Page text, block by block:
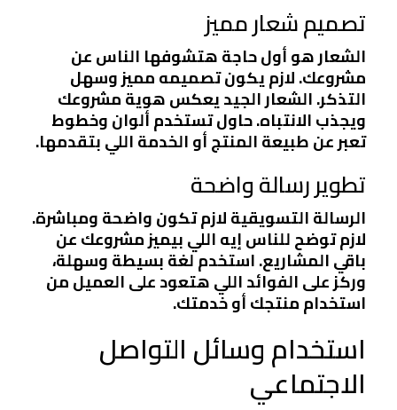
تصميم شعار مميز
الشعار هو أول حاجة هتشوفها الناس عن
مشروعك. لازم يكون تصميمه مميز وسهل
التذكر. الشعار الجيد يعكس هوية مشروعك
ويجذب الانتباه. حاول تستخدم ألوان وخطوط
تعبر عن طبيعة المنتج أو الخدمة اللي بتقدمها.
تطوير رسالة واضحة
الرسالة التسويقية لازم تكون واضحة ومباشرة.
لازم توضح للناس إيه اللي بيميز مشروعك عن
باقي المشاريع. استخدم لغة بسيطة وسهلة،
وركز على الفوائد اللي هتعود على العميل من
استخدام منتجك أو خدمتك.
استخدام وسائل التواصل
الاجتماعي